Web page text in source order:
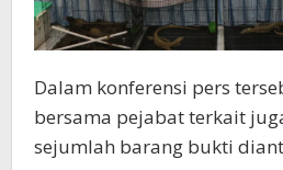
Dalam konferensi pers
bersama pejabat terkait
sejumlah barang bukti